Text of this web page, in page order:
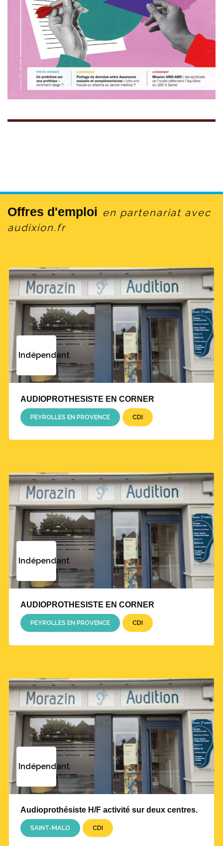
Offres d'emploi en partenariat avec
audixion.fr
Indépendant
AUDIOPROTHESISTE EN CORNER
PEYROLLES EN PROVENCE CDI
Indépendant
AUDIOPROTHESISTE EN CORNER
PEYROLLES EN PROVENCE CDI
Indépendant
Audioprothésiste H/F activité sur deux centres.
SAINT-MALO CDI